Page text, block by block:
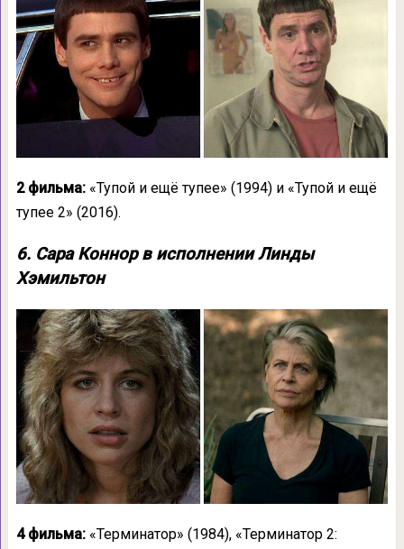
2 фильма:«Тупой и ещё тупее» (1994) и «Тупой и ещё
тупее 2» (2016).
6. Сара Коннор в исполнении Линды
Хэмильтон
4 фильма:«Терминатор» (1984), «Терминатор 2: